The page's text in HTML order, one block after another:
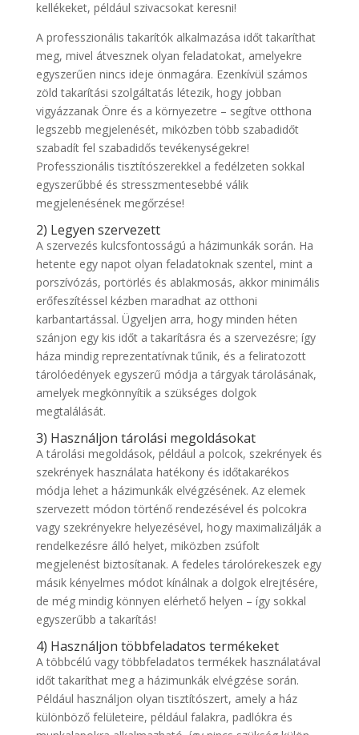
kellékeket, például szivacsokat keresni!
A professzionális takarítók alkalmazása időt takaríthat
meg, mivel átvesznek olyan feladatokat, amelyekre
egyszerűen nincs ideje önmagára. Ezenkívül számos
zöld takarítási szolgáltatás létezik, hogy jobban
vigyázzanak Önre és a környezetre – segítve otthona
legszebb megjelenését, miközben több szabadidőt
szabadít fel szabadidős tevékenységekre!
Professzionális tisztítószerekkel a fedélzeten sokkal
egyszerűbbé és stresszmentesebbé válik
megjelenésének megőrzése!
2) Legyen szervezett
A szervezés kulcsfontosságú a házimunkák során. Ha
hetente egy napot olyan feladatoknak szentel, mint a
porszívózás, portörlés és ablakmosás, akkor minimális
erőfeszítéssel kézben maradhat az otthoni
karbantartással. Ügyeljen arra, hogy minden héten
szánjon egy kis időt a takarításra és a szervezésre; így
háza mindig reprezentatívnak tűnik, és a feliratozott
tárolóedények egyszerű módja a tárgyak tárolásának,
amelyek megkönnyítik a szükséges dolgok
megtalálását.
3) Használjon tárolási megoldásokat
A tárolási megoldások, például a polcok, szekrények és
szekrények használata hatékony és időtakarékos
módja lehet a házimunkák elvégzésének. Az elemek
szervezett módon történő rendezésével és polcokra
vagy szekrényekre helyezésével, hogy maximalizálják a
rendelkezésre álló helyet, miközben zsúfolt
megjelenést biztosítanak. A fedeles tárolórekeszek egy
másik kényelmes módot kínálnak a dolgok elrejtésére,
de még mindig könnyen elérhető helyen – így sokkal
egyszerűbb a takarítás!
4) Használjon többfeladatos termékeket
A többcélú vagy többfeladatos termékek használatával
időt takaríthat meg a házimunkák elvégzése során.
Például használjon olyan tisztítószert, amely a ház
különböző felületeire, például falakra, padlókra és